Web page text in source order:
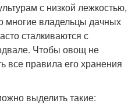
с низкой лежкостью,
многие владельцы дачных
сталкиваются с
Чтобы овощ не
все правила его хранения
выделить такие: